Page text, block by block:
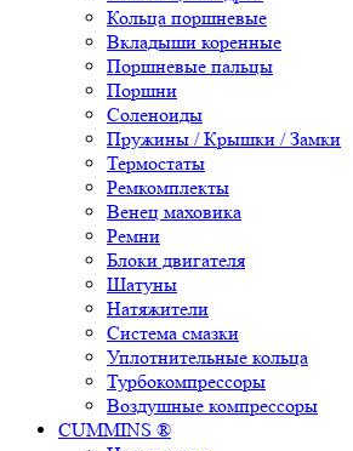
Кольца поршневые
Вкладыши коренные
Поршневые пальцы
Поршни
Соленоиды
Пружины / Крышки / Замки
Термостаты
Ремкомплекты
Венец маховика
Ремни
Блоки двигателя
Шатуны
Натяжители
Система смазки
Уплотнительные кольца
Турбокомпрессоры
Воздушные компрессоры
CUMMINS ®